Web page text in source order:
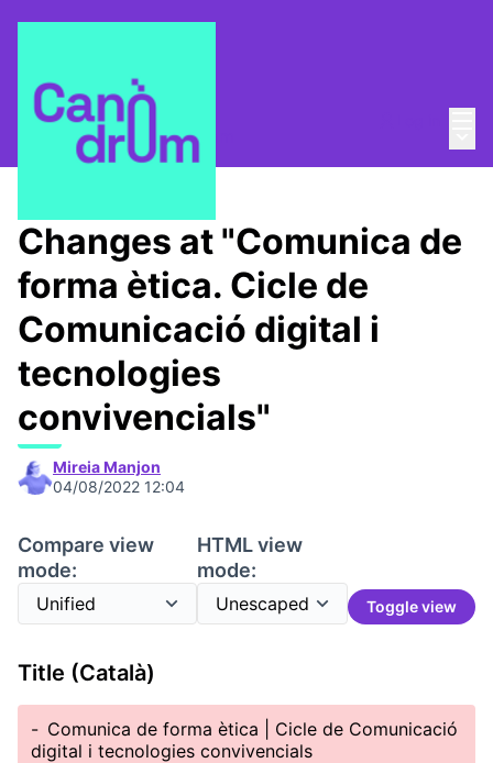
/ Escola Canòdrom
Changes at "Comunica de
forma ètica. Cicle de
Comunicació digital i
tecnologies
convivencials"
Mireia Manjon
04/08/2022 12:04
Compare view
mode:
HTML view
mode:
Toggle view
Title (Català)
- Comunica de forma ètica | Cicle de Comunicació
digital i tecnologies convivencials